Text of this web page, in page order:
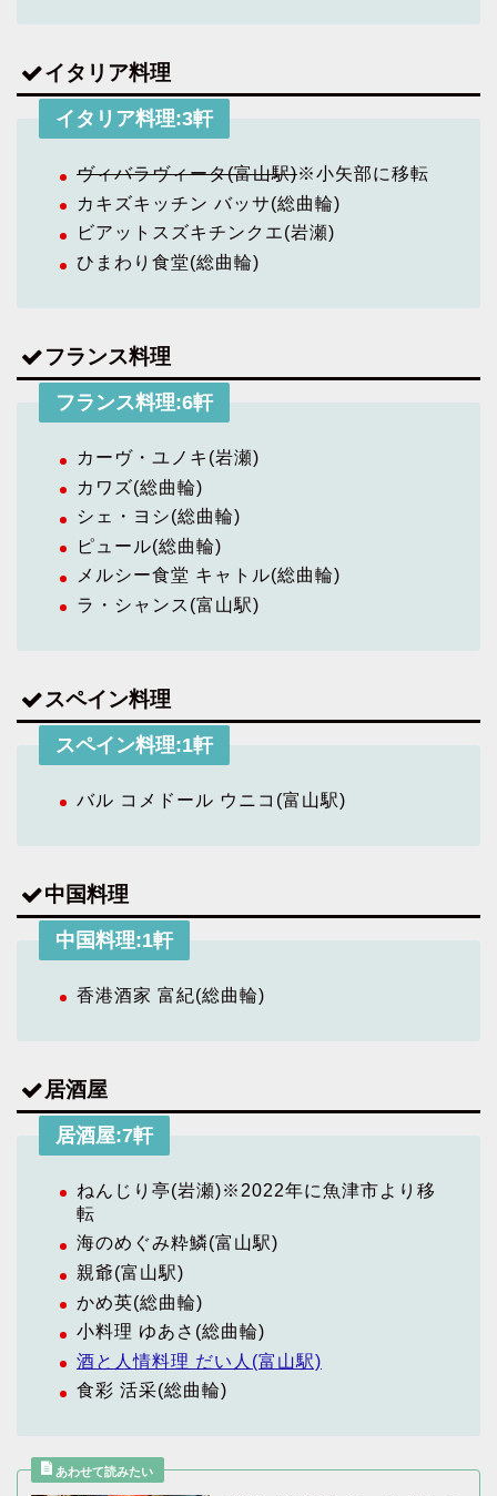
イタリア料理
イタリア料理:3軒
ヴィバラヴィータ(富山駅)※小矢部に移転
カキズキッチン バッサ(総曲輪)
ビアットスズキチンクエ(岩瀬)
ひまわり食堂(総曲輪)
フランス料理
フランス料理:6軒
カーヴ・ユノキ(岩瀬)
カワズ(総曲輪)
シェ・ヨシ(総曲輪)
ピュール(総曲輪)
メルシー食堂 キャトル(総曲輪)
ラ・シャンス(富山駅)
スペイン料理
スペイン料理:1軒
バル コメドール ウニコ(富山駅)
中国料理
中国料理:1軒
香港酒家 富紀(総曲輪)
居酒屋
居酒屋:7軒
ねんじり亭(岩瀬)※2022年に魚津市より移
転
海のめぐみ粋鱗(富山駅)
親爺(富山駅)
かめ英(総曲輪)
小料理 ゆあさ(総曲輪)
酒と人情料理 だい人(富山駅)
食彩 活采(総曲輪)